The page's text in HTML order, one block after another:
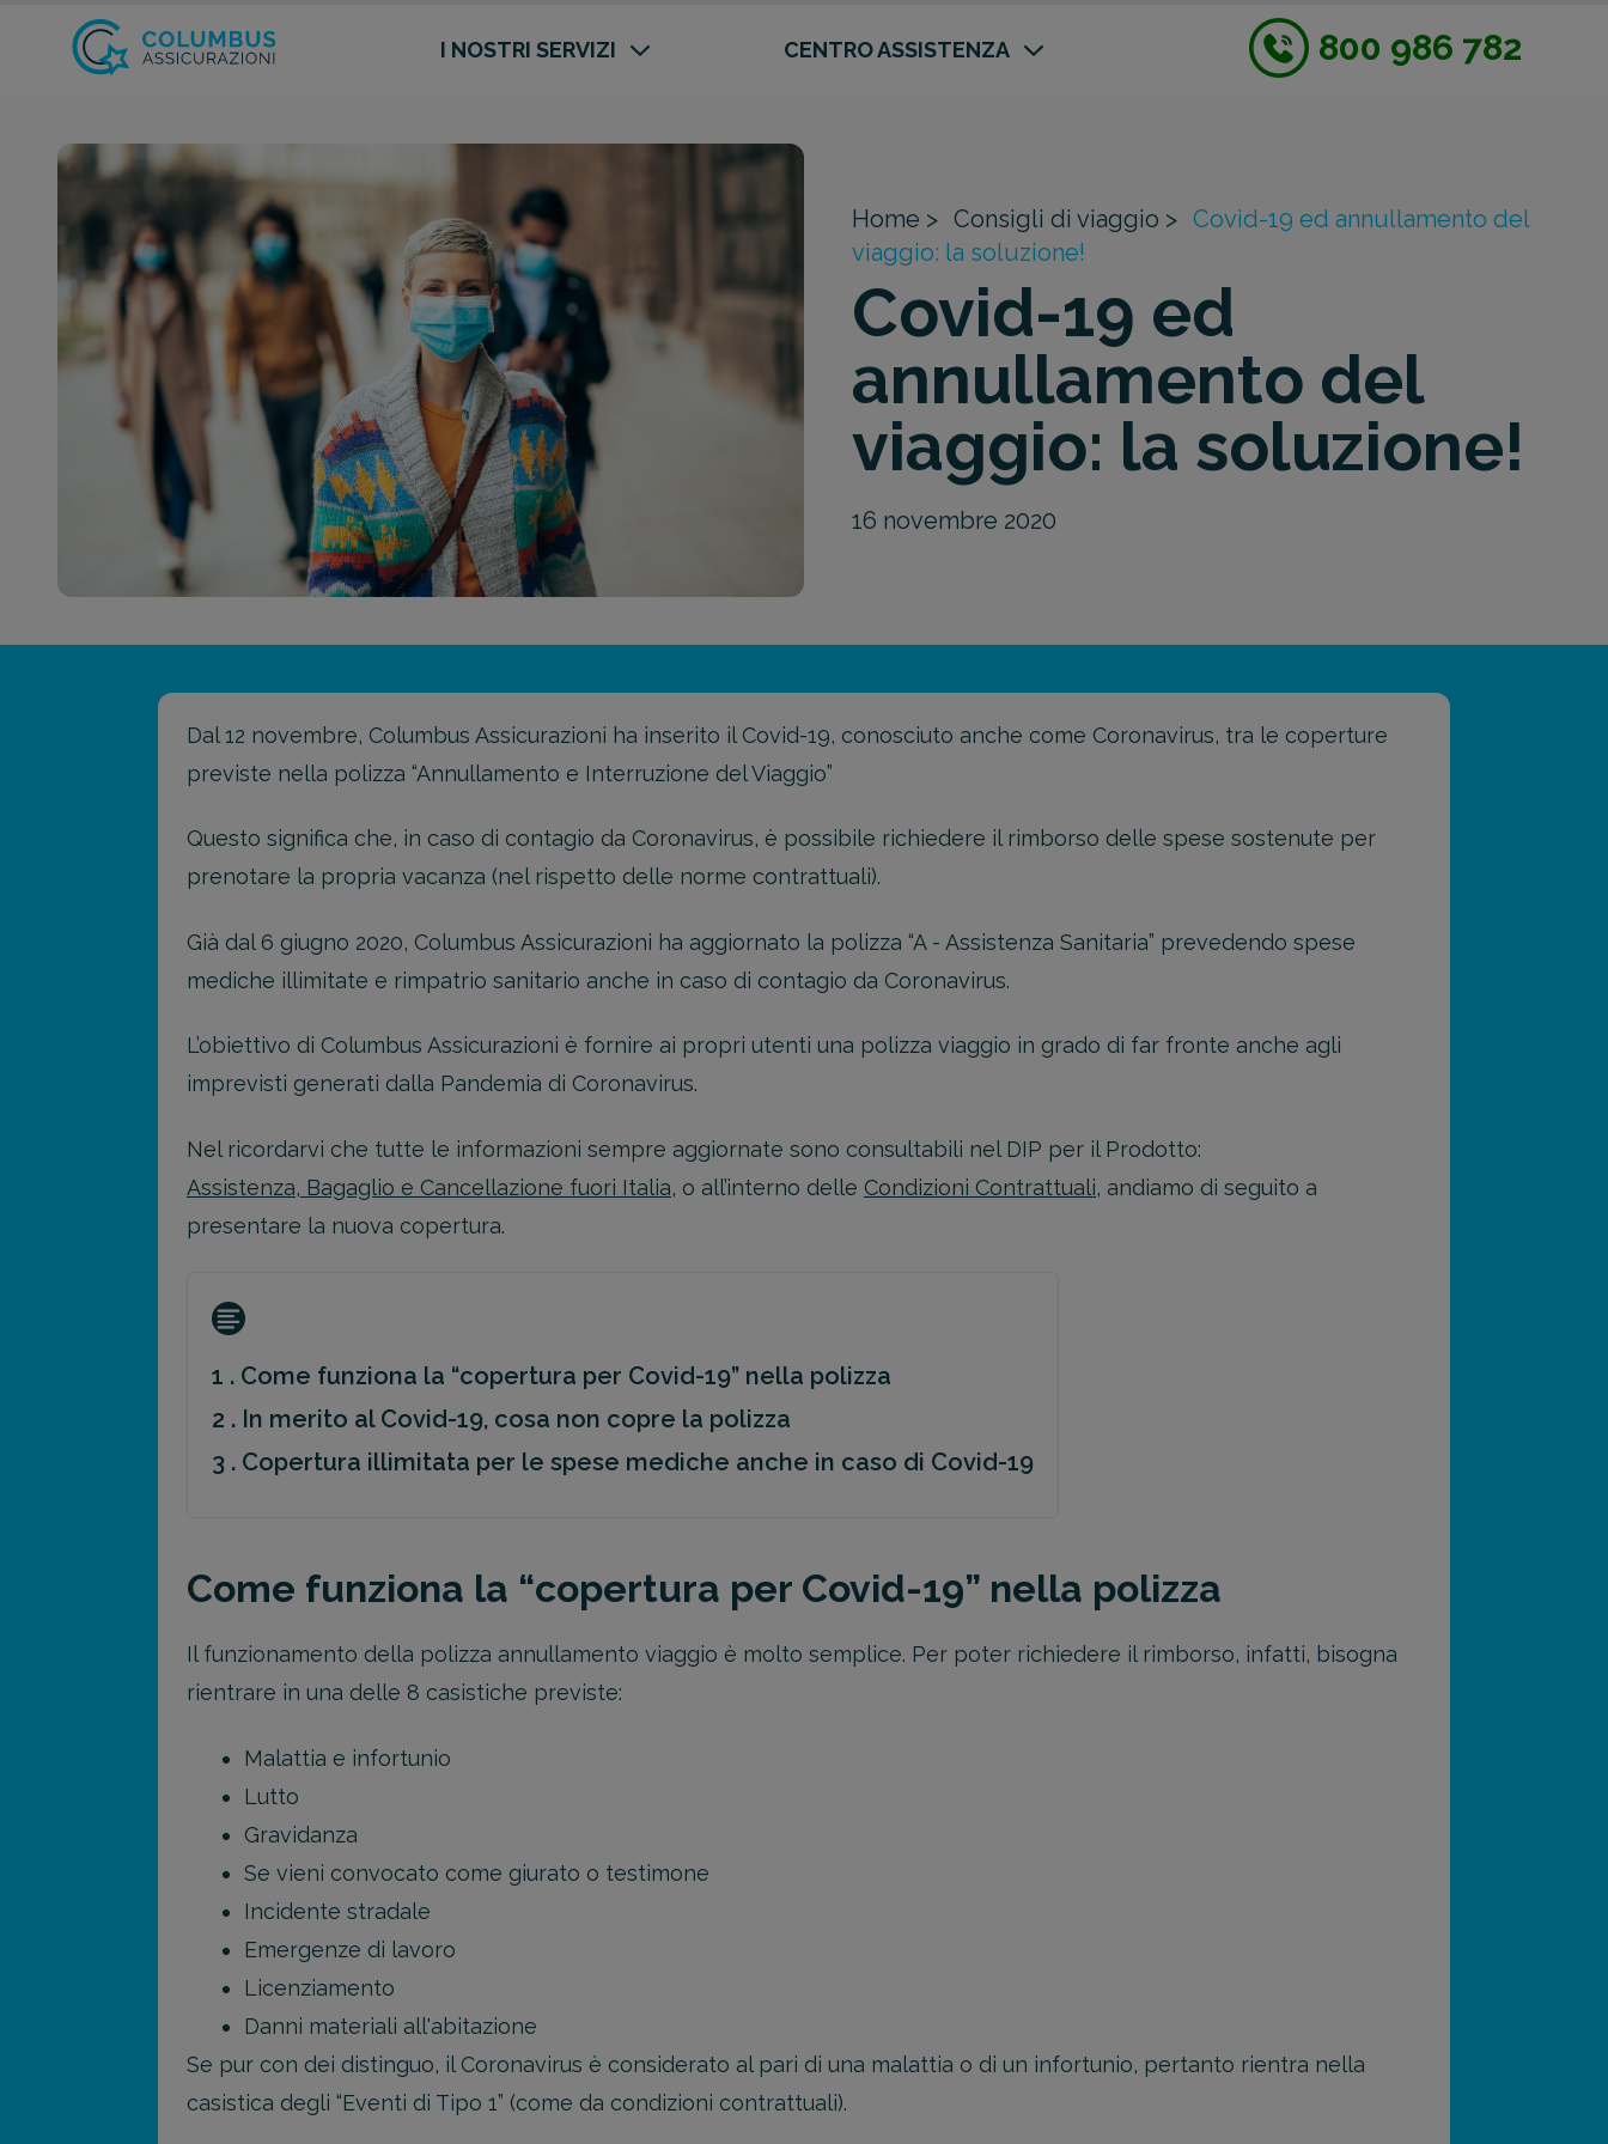
I NOSTRI SERVIZI CENTRO ASSISTENZA 800 986 782
Home > Consigli di viaggio > Covid-19 ed annullamento del
viaggio: la soluzione!
Covid-19 ed
annullamento del
viaggio: la soluzione!
16 novembre 2020
Dal 12 novembre, Columbus Assicurazioni ha inserito il Covid-19, conosciuto anche come Coronavirus, tra le coperture
previste nella polizza “Annullamento e Interruzione del Viaggio”
Questo significa che, in caso di contagio da Coronavirus, è possibile richiedere il rimborso delle spese sostenute per
prenotare la propria vacanza (nel rispetto delle norme contrattuali).
Già dal 6 giugno 2020, Columbus Assicurazioni ha aggiornato la polizza “A - Assistenza Sanitaria” prevedendo spese
mediche illimitate e rimpatrio sanitario anche in caso di contagio da Coronavirus.
L’obiettivo di Columbus Assicurazioni è fornire ai propri utenti una polizza viaggio in grado di far fronte anche agli
imprevisti generati dalla Pandemia di Coronavirus.
Nel ricordarvi che tutte le informazioni sempre aggiornate sono consultabili nel DIP per il Prodotto:
Assistenza, Bagaglio e Cancellazione fuori Italia, o all’interno delle Condizioni Contrattuali, andiamo di seguito a
presentare la nuova copertura.
1 . Come funziona la “copertura per Covid-19” nella polizza
2 . In merito al Covid-19, cosa non copre la polizza
3 . Copertura illimitata per le spese mediche anche in caso di Covid-19
Come funziona la “copertura per Covid-19” nella polizza
Il funzionamento della polizza annullamento viaggio è molto semplice. Per poter richiedere il rimborso, infatti, bisogna
rientrare in una delle 8 casistiche previste:
Malattia e infortunio
Lutto
Gravidanza
Se vieni convocato come giurato o testimone
Incidente stradale
Emergenze di lavoro
Licenziamento
Danni materiali all'abitazione
Se pur con dei distinguo, il Coronavirus è considerato al pari di una malattia o di un infortunio, pertanto rientra nella
casistica degli “Eventi di Tipo 1” (come da condizioni contrattuali).